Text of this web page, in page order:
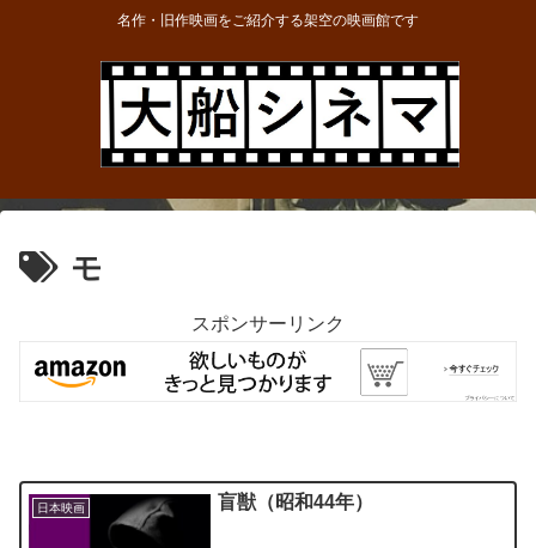
名作・旧作映画をご紹介する架空の映画館です
モ
スポンサーリンク
日本映画 盲獣（昭和44年）